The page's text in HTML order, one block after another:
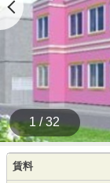
1 / 32
賃料